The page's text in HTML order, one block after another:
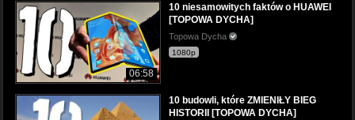
06:58
10 niesamowitych faktów o HUAWEI
[TOPOWA DYCHA]
Topowa Dycha
1080p
10 budowli, które ZMIENIŁY BIEG
HISTORII [TOPOWA DYCHA]